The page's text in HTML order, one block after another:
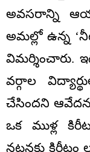
అవసరాన్ని
అమల్లో ఉన్న
విమర్శించారు.
వర్గాల
చేసిందని
ఒక ముళ్ల
నటనకు కిరీటం